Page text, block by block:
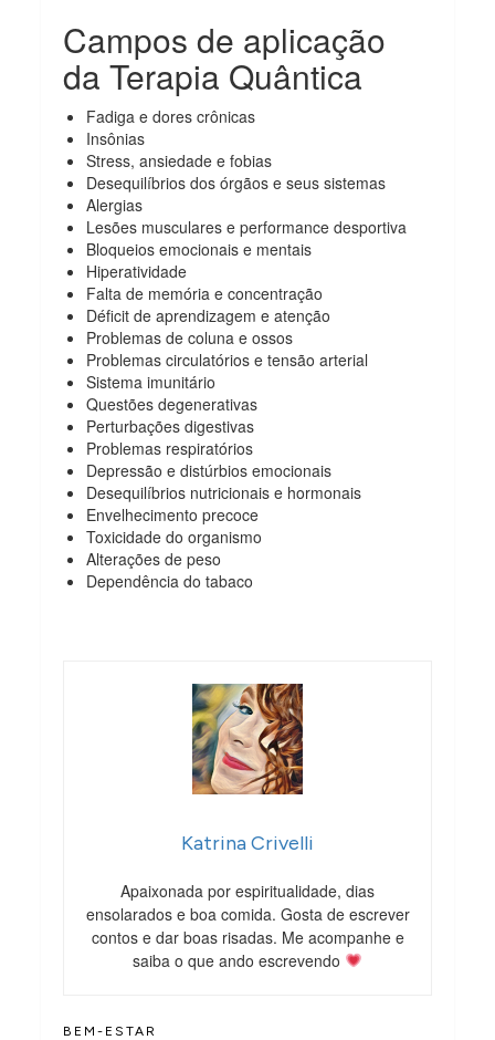
Campos de aplicação
da Terapia Quântica
Fadiga e dores crônicas
Insônias
Stress, ansiedade e fobias
Desequilíbrios dos órgãos e seus sistemas
Alergias
Lesões musculares e performance desportiva
Bloqueios emocionais e mentais
Hiperatividade
Falta de memória e concentração
Déficit de aprendizagem e atenção
Problemas de coluna e ossos
Problemas circulatórios e tensão arterial
Sistema imunitário
Questões degenerativas
Perturbações digestivas
Problemas respiratórios
Depressão e distúrbios emocionais
Desequilíbrios nutricionais e hormonais
Envelhecimento precoce
Toxicidade do organismo
Alterações de peso
Dependência do tabaco
Katrina Crivelli
Apaixonada por espiritualidade, dias
ensolarados e boa comida. Gosta de escrever
contos e dar boas risadas. Me acompanhe e
saiba o que ando escrevendo
BEM-ESTAR